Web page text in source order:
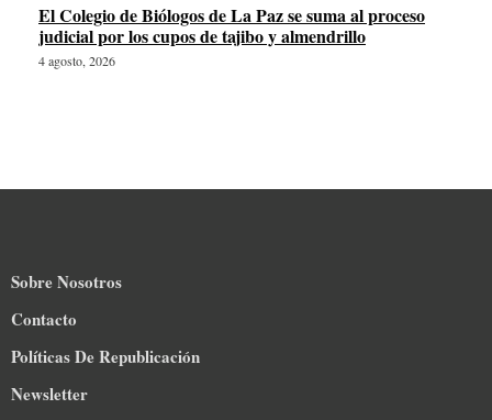
El Colegio de Biólogos de La Paz se suma al proceso
judicial por los cupos de tajibo y almendrillo
4 agosto, 2026
Sobre Nosotros
Contacto
Políticas De Republicación
Newsletter